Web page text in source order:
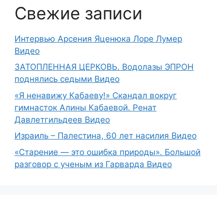
Свежие записи
Интервью Арсения Яценюка Лоре Лумер
Видео
ЗАТОПЛЕННАЯ ЦЕРКОВЬ. Водолазы ЭПРОН
поднялись седыми Видео
«Я ненавижу Кабаеву!» Скандал вокруг
гимнасток Алины Кабаевой. Ренат
Давлетгильдеев Видео
Израиль – Палестина, 60 лет насилия Видео
«Старение — это ошибка природы». Большой
разговор с ученым из Гарварда Видео